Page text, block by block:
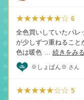
★★★★★★☆ 6
全色買いしていたパレ
が少しずつ重ねること
色は暖色 … 続きをみる
※しょぱん※ さん
★★★★★☆☆ 5